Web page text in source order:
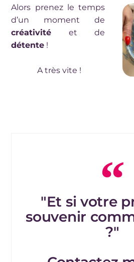
Alors prenez le temps
d’un moment de
créativité et de
détente !
A très vite !
"Et si votre
souvenir
?"